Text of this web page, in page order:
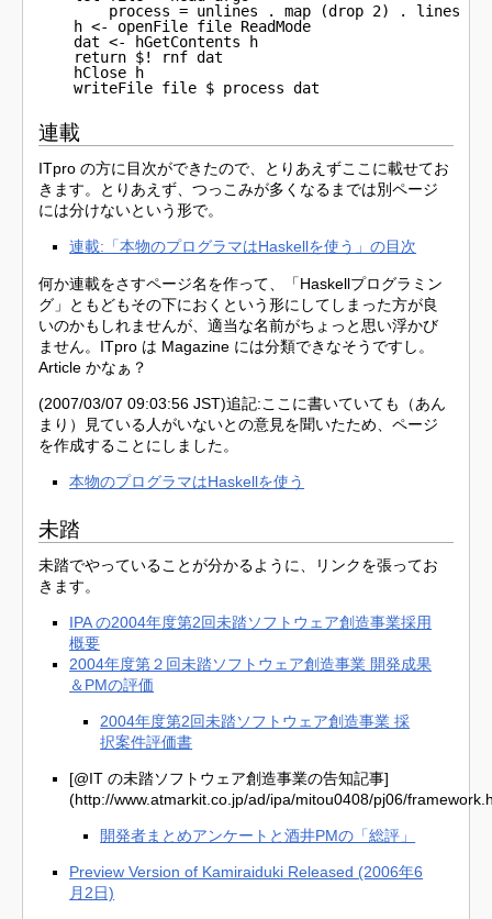
        process = unlines . map (drop 2) . lines
    h <- openFile file ReadMode
    dat <- hGetContents h
    return $! rnf dat
    hClose h
    writeFile file $ process dat
連載
ITpro の方に目次ができたので、とりあえずここに載せてお
きます。とりあえず、つっこみが多くなるまでは別ページ
には分けないという形で。
連載:「本物のプログラマはHaskellを使う」の目次
何か連載をさすページ名を作って、「Haskellプログラミン
グ」ともどもその下におくという形にしてしまった方が良
いのかもしれませんが、適当な名前がちょっと思い浮かび
ません。ITpro は Magazine には分類できなそうですし。
Article かなぁ？
(2007/03/07 09:03:56 JST)追記:ここに書いていても（あん
まり）見ている人がいないとの意見を聞いたため、ページ
を作成することにしました。
本物のプログラマはHaskellを使う
未踏
未踏でやっていることが分かるように、リンクを張ってお
きます。
IPA の2004年度第2回未踏ソフトウェア創造事業採用
概要
2004年度第２回未踏ソフトウェア創造事業 開発成果
＆PMの評価
2004年度第2回未踏ソフトウェア創造事業 採
択案件評価書
[@IT の未踏ソフトウェア創造事業の告知記事]
(http://www.atmarkit.co.jp/ad/ipa/mitou0408/pj06/
開発者まとめアンケートと酒井PMの「総評」
Preview Version of Kamiraiduki Released (2006年6
月2日)